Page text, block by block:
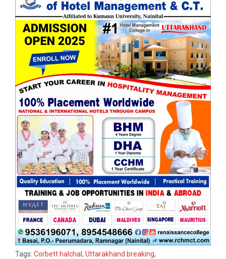
Tags: Corbett halchal , Uttarakhand breaking,